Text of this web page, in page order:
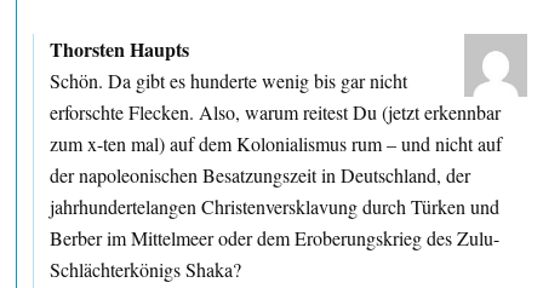
Thorsten Haupts
Schön. Da gibt es hunderte wenig bis gar nicht
erforschte Flecken. Also, warum reitest Du (jetzt erkennbar
zum x-ten mal) auf dem Kolonialismus rum – und nicht auf
der napoleonischen Besatzungszeit in Deutschland, der
jahrhundertelangen Christenversklavung durch Türken und
Berber im Mittelmeer oder dem Eroberungskrieg des Zulu-
Schlächterkönigs Shaka?